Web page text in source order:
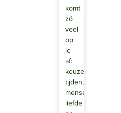
komt
zó
veel
op
je
af:
keuzes,
tijden,
mensen,
liefde